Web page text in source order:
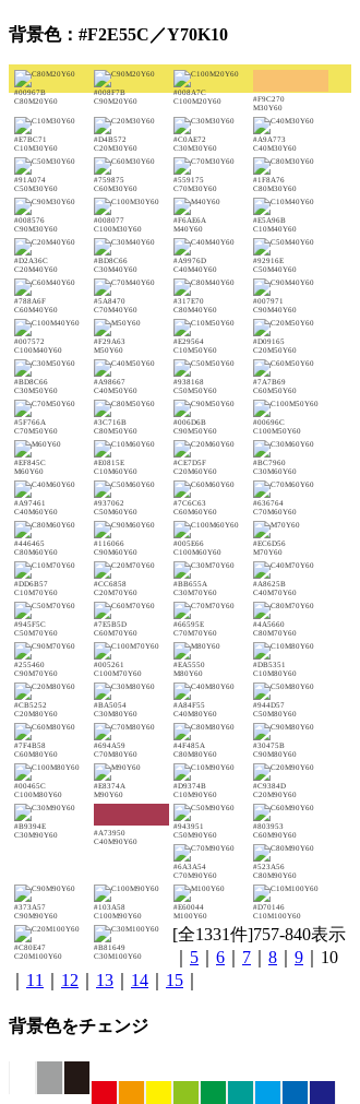
背景色：#F2E55C／Y70K10
#00967B
C80M20Y60
#008F7B
C90M20Y60
#008A7C
C100M20Y60
#F9C270
M30Y60
#E7BC71
C10M30Y60
#D4B572
C20M30Y60
#C0AE72
C30M30Y60
#A9A773
C40M30Y60
#91A074
C50M30Y60
#759875
C60M30Y60
#559175
C70M30Y60
#1F8A76
C80M30Y60
#008576
C90M30Y60
#008077
C100M30Y60
#F6AE6A
M40Y60
#E5A96B
C10M40Y60
#D2A36C
C20M40Y60
#BD8C66
C30M40Y60
#A9976D
C40M40Y60
#92916E
C50M40Y60
#788A6F
C60M40Y60
#5A8470
C70M40Y60
#317E70
C80M40Y60
#007971
C90M40Y60
#007572
C100M40Y60
#F29A63
M50Y60
#E29564
C10M50Y60
#D09165
C20M50Y60
#BD8C66
C30M50Y60
#A98667
C40M50Y60
#938168
C50M50Y60
#7A7B69
C60M50Y60
#5F766A
C70M50Y60
#3C716B
C80M50Y60
#006D6B
C90M50Y60
#00696C
C100M50Y60
#EF845C
M60Y60
#E0815E
C10M60Y60
#CE7D5F
C20M60Y60
#BC7960
C30M60Y60
#A97461
C40M60Y60
#937062
C50M60Y60
#7C6C63
C60M60Y60
#636764
C70M60Y60
#446465
C80M60Y60
#116066
C90M60Y60
#005E66
C100M60Y60
#EC6D56
M70Y60
#DD6B57
C10M70Y60
#CC6858
C20M70Y60
#BB655A
C30M70Y60
#A8625B
C40M70Y60
#945F5C
C50M70Y60
#7E5B5D
C60M70Y60
#66595E
C70M70Y60
#4A5660
C80M70Y60
#255460
C90M70Y60
#005261
C100M70Y60
#EA5550
M80Y60
#DB5351
C10M80Y60
#CB5252
C20M80Y60
#BA5054
C30M80Y60
#A84F55
C40M80Y60
#944D57
C50M80Y60
#7F4B58
C60M80Y60
#694A59
C70M80Y60
#4F485A
C80M80Y60
#30475B
C90M80Y60
#00465C
C100M80Y60
#E8374A
M90Y60
#D9374B
C10M90Y60
#C9384D
C20M90Y60
#B9394E
C30M90Y60
#A73950
C40M90Y60
#943951
C50M90Y60
#803953
C60M90Y60
#6A3A54
C70M90Y60
#523A56
C80M90Y60
#373A57
C90M90Y60
#103A58
C100M90Y60
#E60044
M100Y60
#D70146
C10M100Y60
#C80E47
C20M100Y60
#B81649
C30M100Y60
[全1331件]757-840表示
5 6 7 8 9 ｜10
11 12 13 14 15
背景色をチェンジ